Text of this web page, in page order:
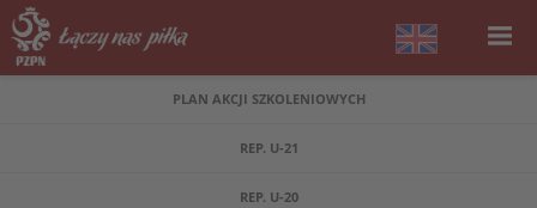
PLAN AKCJI SZKOLENIOWYCH
REP. U-21
REP. U-20